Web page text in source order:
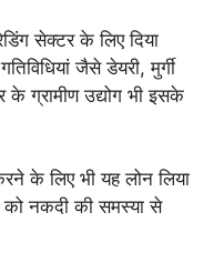
सेक्टर के लिए दिया
जैसे डेयरी, मुर्गी
ग्रामीण उद्योग भी इसके
के लिए भी यह लोन लिया
को नकदी की समस्या से